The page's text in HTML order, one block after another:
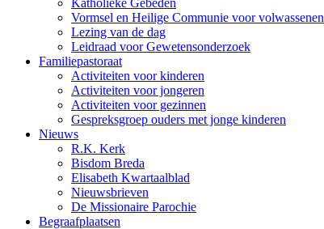
Katholieke Gebeden
Vormsel en Heilige Communie voor volwassenen
Lezing van de dag
Leidraad voor Gewetensonderzoek
Familiepastoraat
Activiteiten voor kinderen
Activiteiten voor jongeren
Activiteiten voor gezinnen
Gespreksgroep ouders met jonge kinderen
Nieuws
R.K. Kerk
Bisdom Breda
Elisabeth Kwartaalblad
Nieuwsbrieven
De Missionaire Parochie
Begraafplaatsen